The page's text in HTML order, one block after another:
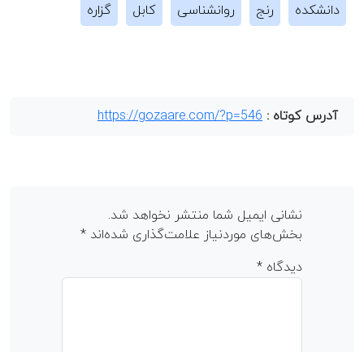
دانشکده رنج روانشناسی کابل گزاره
آدرس کوتاه : https://gozaare.com/?p=546
نشانی ایمیل شما منتشر نخواهد شد.
بخش‌های موردنیاز علامت‌گذاری شده‌اند*
دیدگاه*